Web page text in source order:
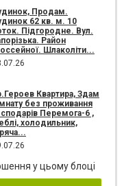
Продам.
62 кв. м. 10
Підгородне. Вул.
Район
Шлаколіти...
Квартира, Здам
без проживання
Перемога-6 ,
холодильник,
у цьому блоці